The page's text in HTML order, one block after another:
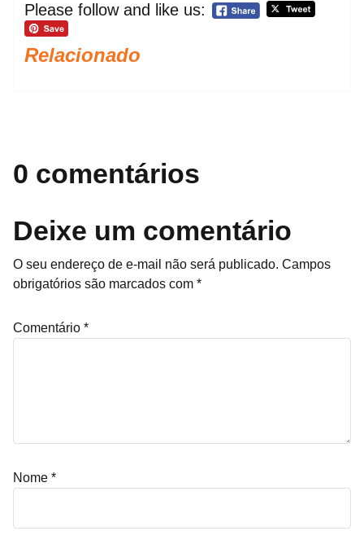
Please follow and like us:
Relacionado
0 comentários
Deixe um comentário
O seu endereço de e-mail não será publicado. Campos
obrigatórios são marcados com *
Comentário *
Nome *